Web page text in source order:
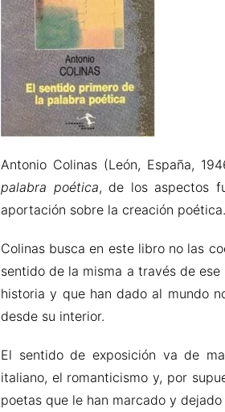
Antonio Colinas (León, España,
palabra poética, de los aspectos
aportación sobre la creación poética.
Colinas busca en este libro no las
sentido de la misma a través de
historia y que han dado al mundo
desde su interior.
El sentido de exposición va de
italiano, el romanticismo y, por
poetas que le han marcado y